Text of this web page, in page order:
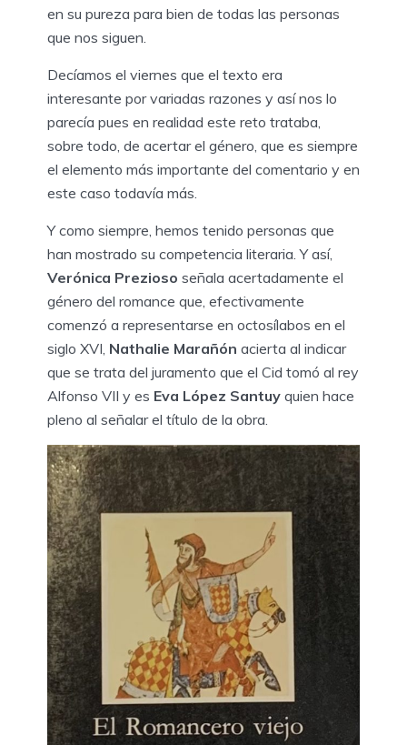
en su pureza para bien de todas las personas
que nos siguen.
Decíamos el viernes que el texto era
interesante por variadas razones y así nos lo
parecía pues en realidad este reto trataba,
sobre todo, de acertar el género, que es siempre
el elemento más importante del comentario y en
este caso todavía más.
Y como siempre, hemos tenido personas que
han mostrado su competencia literaria. Y así,
Verónica Prezioso señala acertadamente el
género del romance que, efectivamente
comenzó a representarse en octosílabos en el
siglo XVI, Nathalie Marañón acierta al indicar
que se trata del juramento que el Cid tomó al rey
Alfonso VII y es Eva López Santuy quien hace
pleno al señalar el título de la obra.